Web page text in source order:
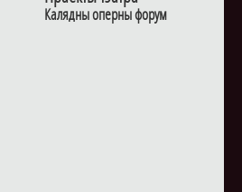
Калядны оперны форум